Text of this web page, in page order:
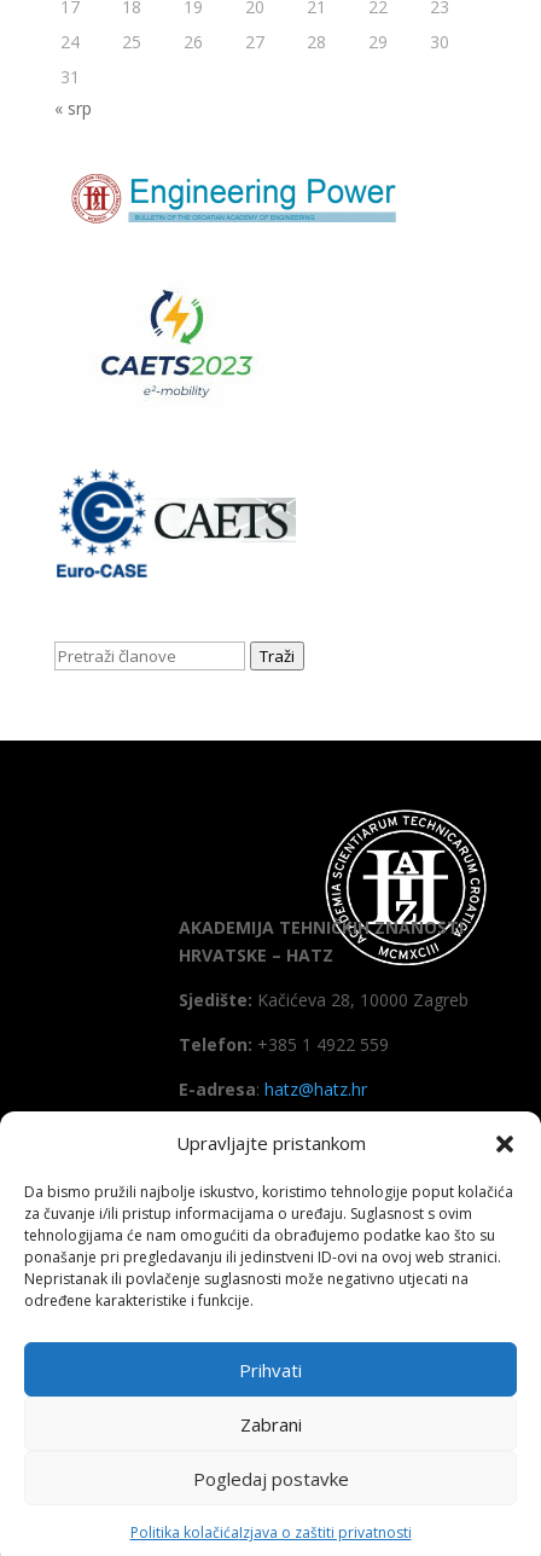
Upravljajte pristankom
Da bismo pružili najbolje iskustvo, koristimo tehnologije poput kolačića
za čuvanje i/ili pristup informacijama o uređaju. Suglasnost s ovim
tehnologijama će nam omogućiti da obrađujemo podatke kao što su
ponašanje pri pregledavanju ili jedinstveni ID-ovi na ovoj web stranici.
Nepristanak ili povlačenje suglasnosti može negativno utjecati na
određene karakteristike i funkcije.
Prihvati
Zabrani
Pogledaj postavke
Politika kolačićaIzjava o zaštiti privatnosti
17
18 19 20 21 22
23
24
25 26 27 28 29
30
31
« srp
Traži
AKADEMIJA TEHNIČKIH ZNANOSTI
HRVATSKE – HATZ
Sjedište: Kačićeva 28, 10000 Zagreb
Telefon: +385 1 4922 559
E-adresa: hatz@hatz.hr
OIB: 89465386965
IBAN HR7923600001101573628
(Zagrebačka banka d.d)
SWIFT: ZABAHR2X
Copyright All right reserved HATZ – 2026